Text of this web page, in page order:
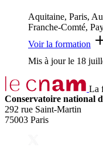
Aquitaine, Paris,
Franche-Comté,
Voir la formation
Mis à jour le 18
La
Conservatoire national
292 rue Saint-Martin
75003 Paris